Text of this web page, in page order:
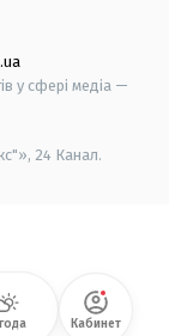
у сфері медіа —
24 Канал.
Кабинет